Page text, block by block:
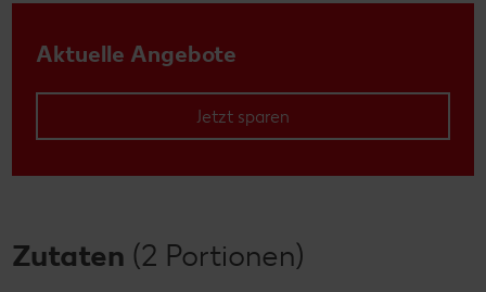
Aktuelle Angebote
Jetzt sparen
Zutaten (2 Portionen)